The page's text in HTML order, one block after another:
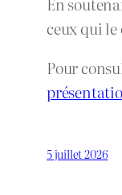
ceux qui
Pour
5 juillet 2026